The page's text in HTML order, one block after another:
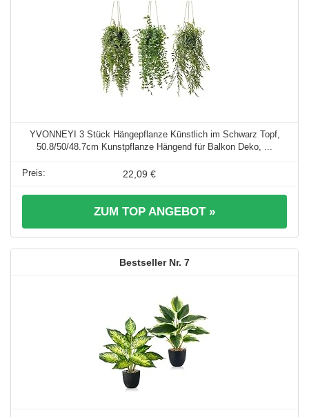
YVONNEYI 3 Stück Hängepflanze Künstlich im Schwarz Topf,
50.8/50/48.7cm Kunstpflanze Hängend für Balkon Deko, ...
22,09 €
ZUM TOP ANGEBOT »
7